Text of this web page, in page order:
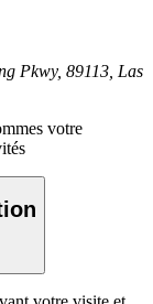
Pkwy, 89113, Las
votre